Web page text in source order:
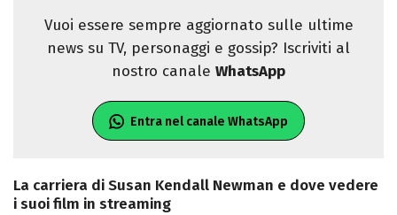
Vuoi essere sempre aggiornato sulle ultime
news su TV, personaggi e gossip? Iscriviti al
nostro canale WhatsApp
Entra nel canale WhatsApp
La carriera di Susan Kendall Newman e dove vedere
i suoi film in streaming